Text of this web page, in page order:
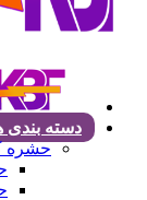
دسته بندی